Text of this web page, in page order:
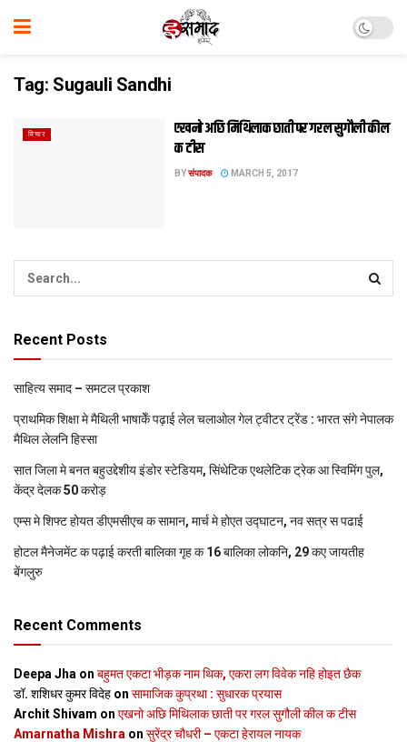
Tag: Sugauli Sandhi
विचार
एखनो अछि मिथिलाक छाती पर गरल सुगौली कील
क टीस
BYसंपादक MARCH 5, 2017
Recent Posts
साहित्य समाद – समटल प्रकाश
प्राथमिक शि‍क्षा मे मैथि‍ली भाषाकेँ पढ़ाई लेल चलाओल गेल ट्वीटर ट्रेंड : भारत संगे नेपालक
मैथिल लेलनि हिस्सा
सात जिला मे बनत बहुउद्देशीय इंडोर स्‍टेडि‍यम, सिंथेटिक एथलेटिक ट्रेक आ स्विमिंग पुल,
केंद्र देलक 50 करोड़
एम्स मे शिफ्ट होयत डीएमसीएच क सामान, मार्च मे होएत उद्घाटन, नव सत्र स पढाई
होटल मैनेजमेंट क पढ़ाई करती बालिका गृह क 16 बालिका लोकनि, 29 कए जायतीह
बेंगलुरु
Recent Comments
Deepa Jha on बहुमत एकटा भीड़क नाम थिक, एकरा लग विवेक नहि होइत छैक
डॉ. शशिधर कुमर विदेह on सामाजिक कुप्रथा : सुधारक प्रयास
Archit Shivam on एखनो अछि मिथिलाक छाती पर गरल सुगौली कील क टीस
Amarnatha Mishra on सुरेंद्र चौधरी – एकटा हेरायल नायक